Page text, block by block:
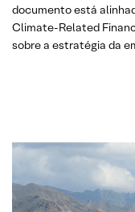
documento está
Climate-Related
sobre a estratégia da